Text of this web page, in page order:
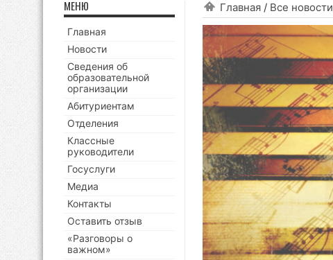
Главная / Все новости
МЕНЮ
Главная
Новости
Сведения об
образовательной
организации
Абитуриентам
Отделения
Классные
руководители
Госуслуги
Медиа
Контакты
Оставить отзыв
«Разговоры о
важном»